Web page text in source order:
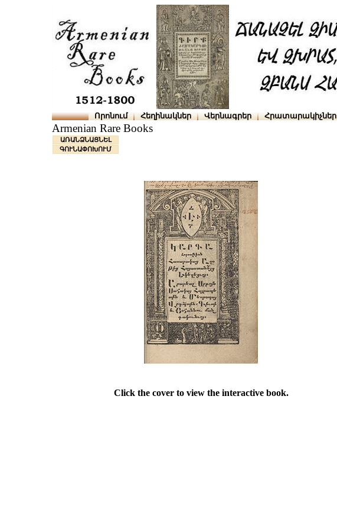
Որոնում Հեղինակներ Վերնագրեր Հրատարակիչներ
Armenian Rare Books
ԱՌԱՆՁՆԱՑՆԵԼ
ԳՈՒՆԱՓՈԽՈՒՄ
Click the cover to view the interactive book.